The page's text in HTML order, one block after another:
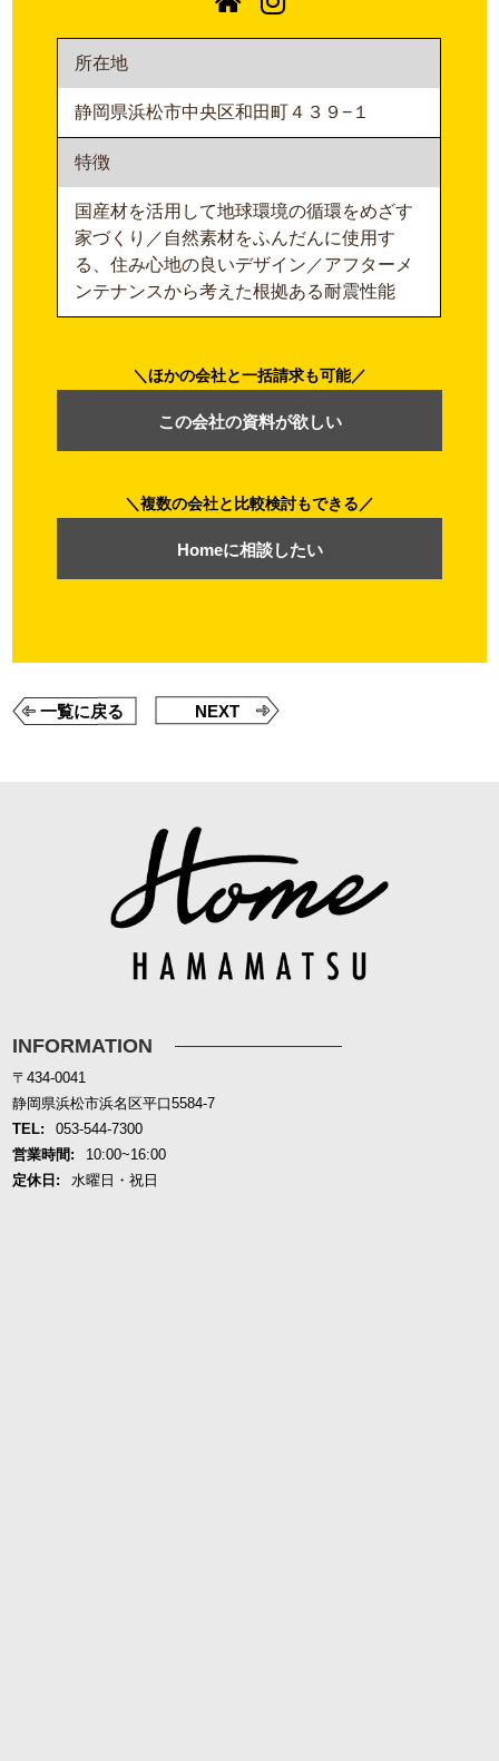
所在地
静岡県浜松市中央区和田町４３９−１
特徴
国産材を活用して地球環境の循環をめざす
家づくり／自然素材をふんだんに使用す
る、住み心地の良いデザイン／アフターメ
ンテナンスから考えた根拠ある耐震性能
複数の会社と比較検討もできる
Homeに相談したい
ほかの会社と一括請求も可能
この会社の資料が欲しい
一覧に戻る NEXT
INFORMATION
〒434-0041
静岡県浜松市浜名区平口5584-7
TEL:
053-544-7300
営業時間:
10:00~16:00
定休日:
水曜日・祝日